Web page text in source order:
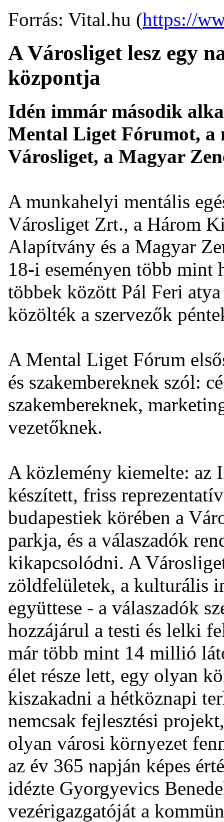
Forrás: Vital.hu (https://
A Városliget lesz egy
központja
Idén immár második
Mental Liget Fórumot, a
Városliget, a Magyar
A munkahelyi mentális
Városliget Zrt., a Három
Alapítvány és a Magyar
18-i eseményen több mint
többek között Pál Feri
közölték a szervezők
A Mental Liget Fórum
és szakembereknek szól:
szakembereknek,
vezetőknek.
A közlemény kiemelte: az
készített, friss
budapestiek körében a
parkja, és a válaszadók
kikapcsolódni. A
zöldfelületek, a kulturális
együttese - a válaszadók
hozzájárul a testi és lelki
már több mint 14 millió
élet része lett, egy olyan
kiszakadni a hétköznapi
nemcsak fejlesztési
olyan városi környezet
az év 365 napján képes
idézte Gyorgyevics
vezérigazgatóját a